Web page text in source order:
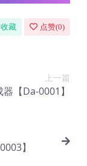
收藏 点赞(0)
上一篇
【Da-0001】
】